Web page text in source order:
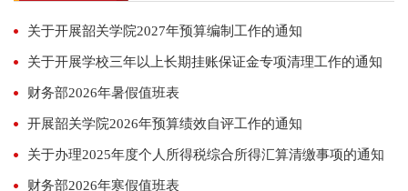
关于开展韶关学院2027年预算编制工作的通知
关于开展学校三年以上长期挂账保证金专项清理工作的通知
财务部2026年暑假值班表
开展韶关学院2026年预算绩效自评工作的通知
关于办理2025年度个人所得税综合所得汇算清缴事项的通知
财务部2026年寒假值班表